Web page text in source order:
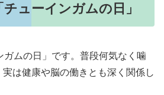
ューインガムの日」
ガムの日」です。普段何気なく噛
は健康や脳の働きとも深く関係し